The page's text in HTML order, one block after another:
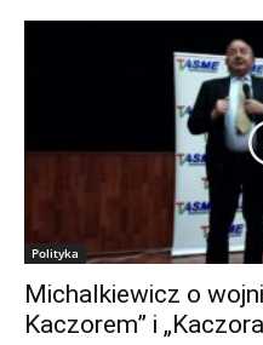
Polityka
Michalkiewicz o
Kaczorem” i